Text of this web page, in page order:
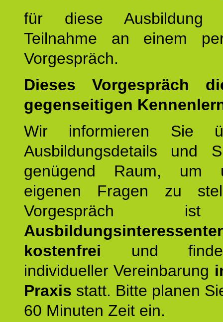
für diese
Teilnahme an einem
Vorgespräch.
Dieses Vorgespräch
gegenseitigen
Wir informieren Sie
Ausbildungsdetails und
genügend Raum, um
eigenen Fragen zu
kostenfrei und
individueller Vereinbarung
Praxis statt. Bitte planen
60 Minuten Zeit ein.